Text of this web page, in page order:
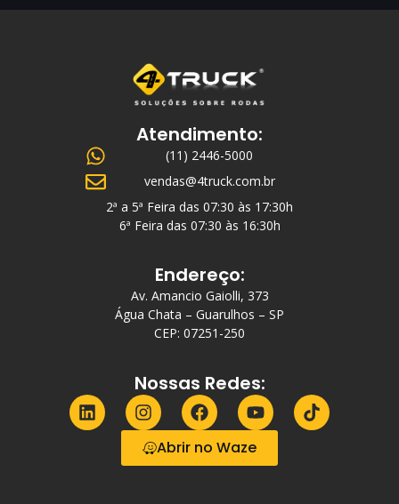
Atendimento:
(11) 2446-5000
vendas@4truck.com.br
2ª a 5ª Feira das 07:30 às 17:30h
6ª Feira das 07:30 às 16:30h
Endereço:
Av. Amancio Gaiolli, 373
Água Chata – Guarulhos – SP
CEP: 07251-250
Nossas Redes:
Abrir no Waze